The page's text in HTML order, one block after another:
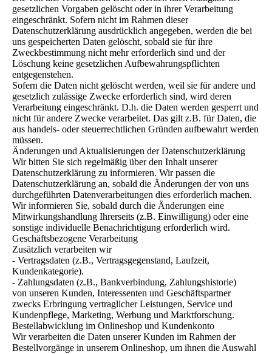
gesetzlichen Vorgaben gelöscht oder in ihrer Verarbeitung
eingeschränkt. Sofern nicht im Rahmen dieser
Datenschutzerklärung ausdrücklich angegeben, werden die bei
uns gespeicherten Daten gelöscht, sobald sie für ihre
Zweckbestimmung nicht mehr erforderlich sind und der
Löschung keine gesetzlichen Aufbewahrungspflichten
entgegenstehen.
Sofern die Daten nicht gelöscht werden, weil sie für andere und
gesetzlich zulässige Zwecke erforderlich sind, wird deren
Verarbeitung eingeschränkt. D.h. die Daten werden gesperrt und
nicht für andere Zwecke verarbeitet. Das gilt z.B. für Daten, die
aus handels- oder steuerrechtlichen Gründen aufbewahrt werden
müssen.
Änderungen und Aktualisierungen der Datenschutzerklärung
Wir bitten Sie sich regelmäßig über den Inhalt unserer
Datenschutzerklärung zu informieren. Wir passen die
Datenschutzerklärung an, sobald die Änderungen der von uns
durchgeführten Datenverarbeitungen dies erforderlich machen.
Wir informieren Sie, sobald durch die Änderungen eine
Mitwirkungshandlung Ihrerseits (z.B. Einwilligung) oder eine
sonstige individuelle Benachrichtigung erforderlich wird.
Geschäftsbezogene Verarbeitung
Zusätzlich verarbeiten wir
- Vertragsdaten (z.B., Vertragsgegenstand, Laufzeit,
Kundenkategorie).
- Zahlungsdaten (z.B., Bankverbindung, Zahlungshistorie)
von unseren Kunden, Interessenten und Geschäftspartner
zwecks Erbringung vertraglicher Leistungen, Service und
Kundenpflege, Marketing, Werbung und Marktforschung.
Bestellabwicklung im Onlineshop und Kundenkonto
Wir verarbeiten die Daten unserer Kunden im Rahmen der
Bestellvorgänge in unserem Onlineshop, um ihnen die Auswahl